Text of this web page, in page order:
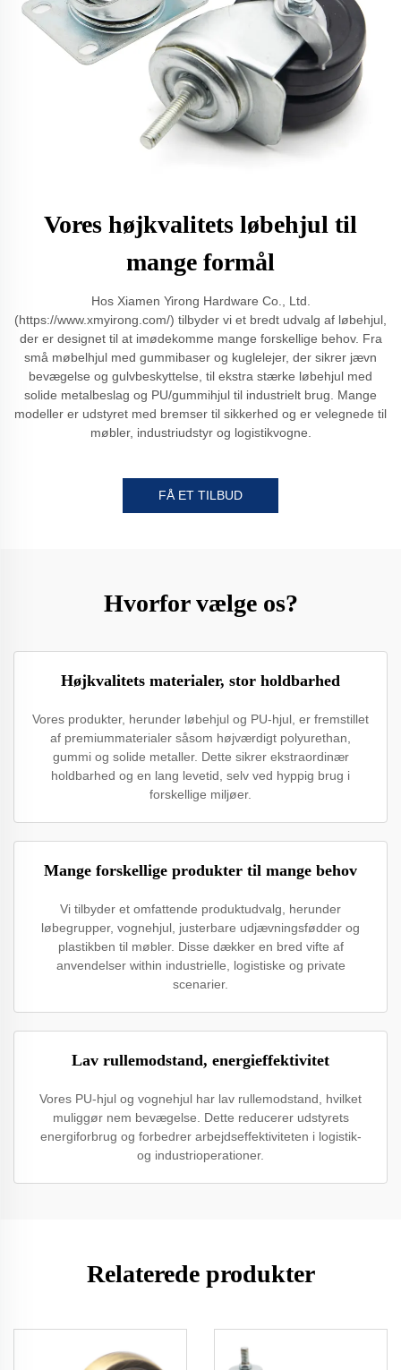
Vores højkvalitets løbehjul til
mange formål
Hos Xiamen Yirong Hardware Co., Ltd.
(https://www.xmyirong.com/) tilbyder vi et bredt udvalg af løbehjul,
der er designet til at imødekomme mange forskellige behov. Fra
små møbelhjul med gummibaser og kuglelejer, der sikrer jævn
bevægelse og gulvbeskyttelse, til ekstra stærke løbehjul med
solide metalbeslag og PU/gummihjul til industrielt brug. Mange
modeller er udstyret med bremser til sikkerhed og er velegnede til
møbler, industriudstyr og logistikvogne.
FÅ ET TILBUD
Hvorfor vælge os?
Højkvalitets materialer, stor holdbarhed
Vores produkter, herunder løbehjul og PU-hjul, er fremstillet
af premiummaterialer såsom højværdigt polyurethan,
gummi og solide metaller. Dette sikrer ekstraordinær
holdbarhed og en lang levetid, selv ved hyppig brug i
forskellige miljøer.
Mange forskellige produkter til mange behov
Vi tilbyder et omfattende produktudvalg, herunder
løbegrupper, vognehjul, justerbare udjævningsfødder og
plastikben til møbler. Disse dækker en bred vifte af
anvendelser within industrielle, logistiske og private
scenarier.
Lav rullemodstand, energieffektivitet
Vores PU-hjul og vognehjul har lav rullemodstand, hvilket
muliggør nem bevægelse. Dette reducerer udstyrets
energiforbrug og forbedrer arbejdseffektiviteten i logistik-
og industrioperationer.
Relaterede produkter